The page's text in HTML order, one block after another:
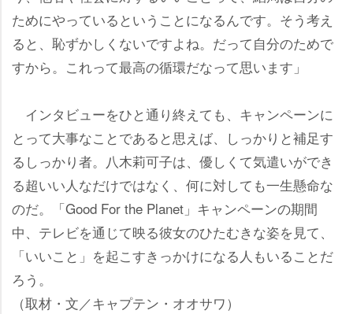
ためにやっているということになるんです。そう考え
ると、恥ずかしくないですよね。だって自分のためで
すから。これって最高の循環だなって思います」
インタビューをひと通り終えても、キャンペーンに
とって大事なことであると思えば、しっかりと補足す
るしっかり者。八木莉可子は、優しくて気遣いができ
る超いい人なだけではなく、何に対しても一生懸命な
のだ。「Good For the Planet」キャンペーンの期間
中、テレビを通じて映る彼女のひたむきな姿を見て、
「いいこと」を起こすきっかけになる人もいることだ
ろう。
（取材・文／キャプテン・オオサワ）